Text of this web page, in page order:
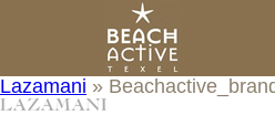
Lazamani »